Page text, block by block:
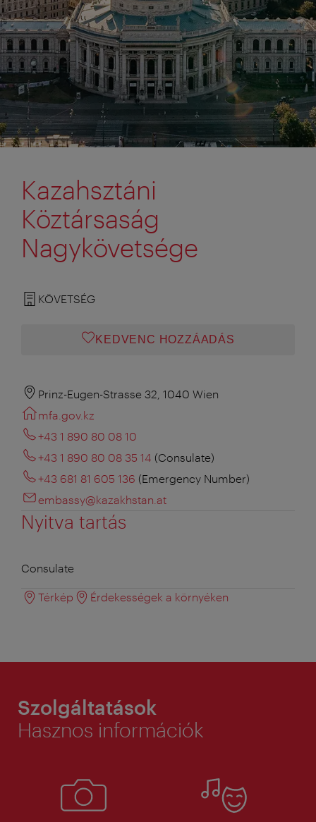
Kazahsztáni
Köztársaság
Nagykövetsége
KÖVETSÉG
KEDVENC HOZZÁADÁS
Prinz-Eugen-Strasse 32, 1040 Wien
mfa.gov.kz
+43 1 890 80 08 10
+43 1 890 80 08 35 14 (Consulate)
+43 681 81 605 136 (Emergency Number)
embassy@kazakhstan.at
Nyitva tartás
Consulate
Térkép Érdekességek a környéken
Szolgáltatások
Hasznos információk